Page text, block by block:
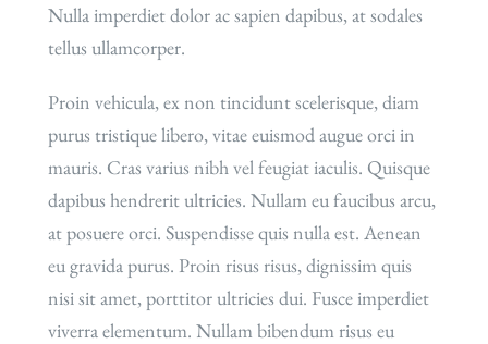
Nulla imperdiet dolor ac sapien dapibus, at sodales
tellus ullamcorper.
Proin vehicula, ex non tincidunt scelerisque, diam
purus tristique libero, vitae euismod augue orci in
mauris. Cras varius nibh vel feugiat iaculis. Quisque
dapibus hendrerit ultricies. Nullam eu faucibus arcu,
at posuere orci. Suspendisse quis nulla est. Aenean
eu gravida purus. Proin risus risus, dignissim quis
nisi sit amet, porttitor ultricies dui. Fusce imperdiet
viverra elementum. Nullam bibendum risus eu